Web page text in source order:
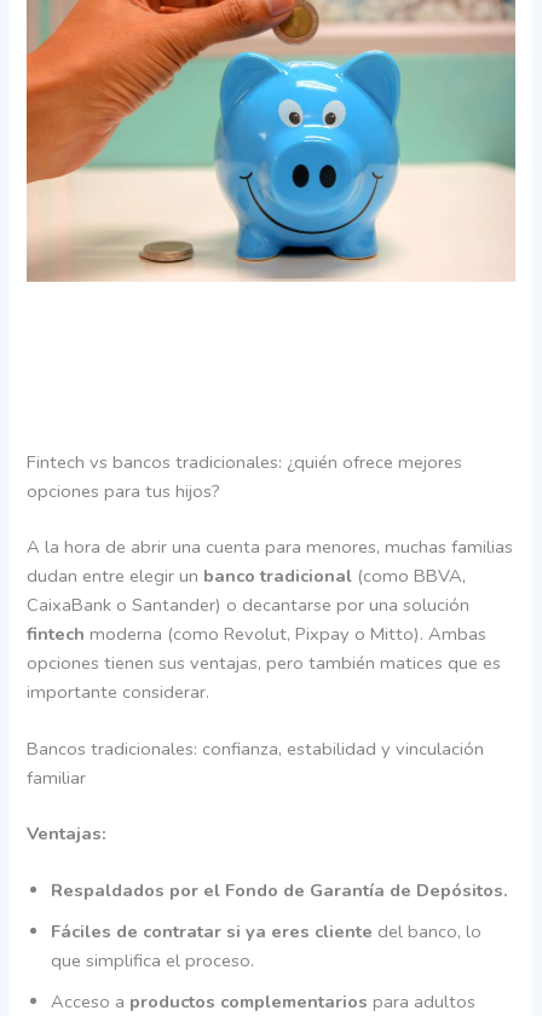
Fintech vs bancos tradicionales: ¿quién ofrece mejores
opciones para tus hijos?
A la hora de abrir una cuenta para menores, muchas familias
dudan entre elegir un banco tradicional (como BBVA,
CaixaBank o Santander) o decantarse por una solución
fintech moderna (como Revolut, Pixpay o Mitto). Ambas
opciones tienen sus ventajas, pero también matices que es
importante considerar.
Bancos tradicionales: confianza, estabilidad y vinculación
familiar
Ventajas:
Respaldados por el Fondo de Garantía de Depósitos.
Fáciles de contratar si ya eres cliente del banco, lo
que simplifica el proceso.
Acceso a productos complementarios para adultos